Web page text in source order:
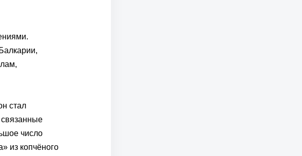
стал
число
из копчёного